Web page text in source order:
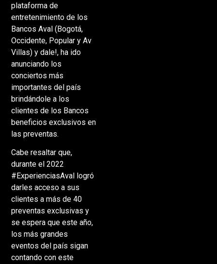
plataforma de
entretenimiento de los
Bancos Aval (Bogotá,
Occidente, Popular y Av
Villas) y dale!, ha ido
anunciando los
conciertos más
importantes del país
brindándole a los
clientes de los Bancos
beneficios exclusivos en
las preventas.
Cabe resaltar que,
durante el 2022
#ExperienciasAval logró
darles acceso a sus
clientes a más de 40
preventas exclusivas y
se espera que este año,
los más grandes
eventos del país sigan
contando con este